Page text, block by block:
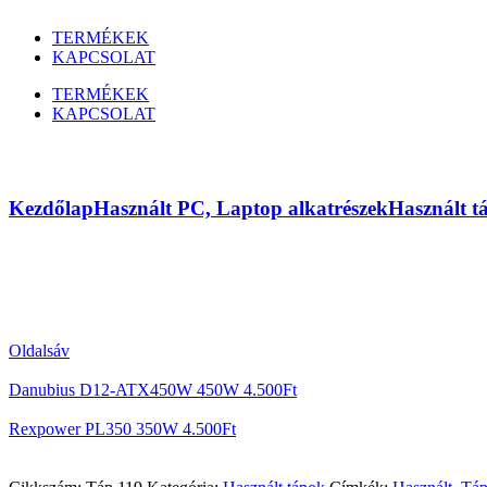
TERMÉKEK
KAPCSOLAT
TERMÉKEK
KAPCSOLAT
KezdőlapHasznált PC, Laptop alkatrészekHasznált
Oldalsáv
Danubius D12-ATX450W 450W 4.500Ft
Rexpower PL350 350W 4.500Ft